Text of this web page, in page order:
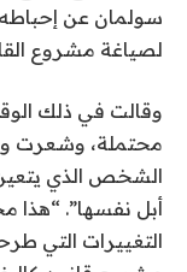
سولمان عن
لصياغة مشروع
وقالت في ذلك
محتملة، وشعرت
الشخص الذي
أبل نفسها”. “هذا